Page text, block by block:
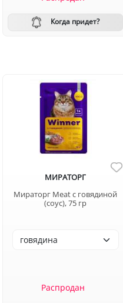
Когда придет?
МИРАТОРГ
Мираторг Meat с говядиной
(соус), 75 гр
Распродан